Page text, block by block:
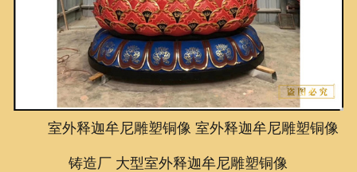
泥塑鉴赏
联系我们
室外释迦牟尼雕塑铜像 室外释迦牟尼雕塑铜像
铸造厂 大型室外释迦牟尼雕塑铜像